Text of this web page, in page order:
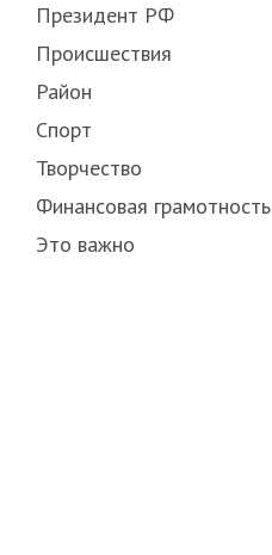
Президент РФ
Происшествия
Район
Спорт
Творчество
Финансовая грамотность
Это важно